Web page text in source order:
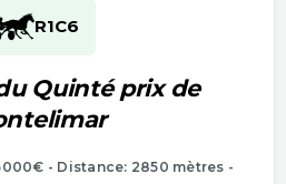
R1C6
Quinté prix de
- Distance: 2850 mètres -